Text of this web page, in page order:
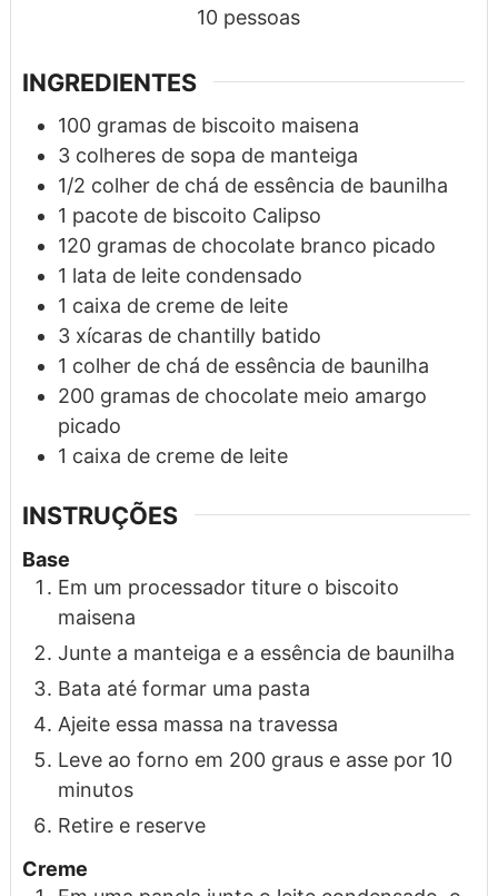
10 pessoas
INGREDIENTES
100 gramas de biscoito maisena
3 colheres de sopa de manteiga
1/2 colher de chá de essência de baunilha
1 pacote de biscoito Calipso
120 gramas de chocolate branco picado
1 lata de leite condensado
1 caixa de creme de leite
3 xícaras de chantilly batido
1 colher de chá de essência de baunilha
200 gramas de chocolate meio amargo
picado
1 caixa de creme de leite
INSTRUÇÕES
Base
Em um processador titure o biscoito
maisena
Junte a manteiga e a essência de baunilha
Bata até formar uma pasta
Ajeite essa massa na travessa
Leve ao forno em 200 graus e asse por 10
minutos
Retire e reserve
Creme